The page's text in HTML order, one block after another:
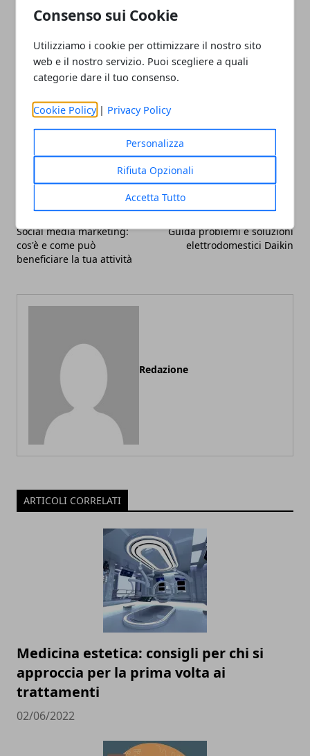
Consenso sui Cookie
Utilizziamo i cookie per ottimizzare il nostro sito
web e il nostro servizio. Puoi scegliere a quali
categorie dare il tuo consenso.
Cookie Policy | Privacy Policy
Personalizza
Rifiuta Opzionali
Accetta Tutto
Dopotutto si tratta di pezzi unici, perfetti quindi per
diversa da qualsiasi altra.
Whatsapp
Articolo Precedente
Social media marketing:
cos'è e come può
beneficiare la tua attività
Articolo Successivo
Guida problemi e soluzioni
elettrodomestici Daikin
Redazione
ARTICOLI CORRELATI
Medicina estetica: consigli per chi si
approccia per la prima volta ai
trattamenti
02/06/2022